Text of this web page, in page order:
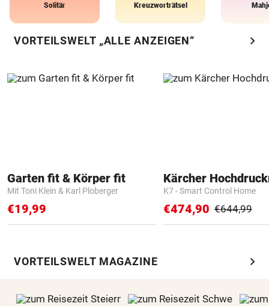
Solitär Kreuzworträtsel
VORTEILSWELT „ALLE ANZEIGEN“ chevron_right
Garten fit & Körper fit
Mit Toni Klein & Karl Ploberger
€19,99
Kärcher
K7 - Smart Control Home
€474,90 €644,99
VORTEILSWELT MAGAZINE chevron_right